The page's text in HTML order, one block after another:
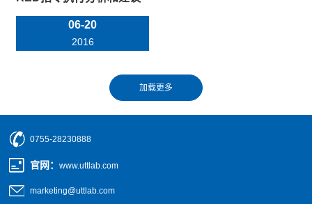
06-20
2016
0755-28230888
官网 ：www.uttlab.com
marketing@uttlab.com